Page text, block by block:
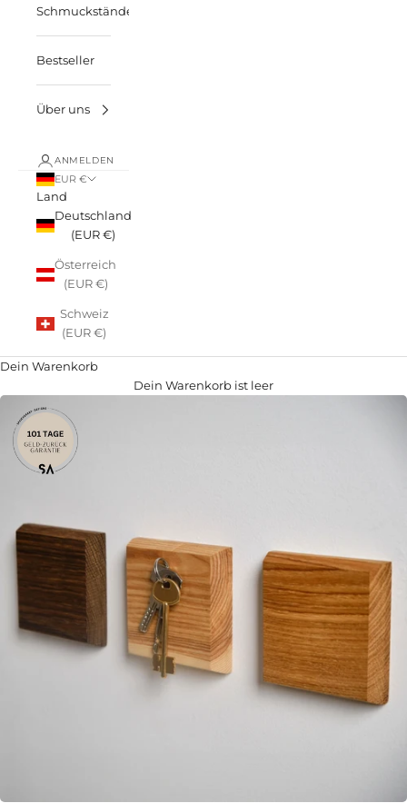
Schmuckständer
Bestseller
Über uns
ANMELDEN
EUR €
Land
Deutschland
(EUR €)
Österreich
(EUR €)
Schweiz
(EUR €)
Dein Warenkorb
Dein Warenkorb ist leer